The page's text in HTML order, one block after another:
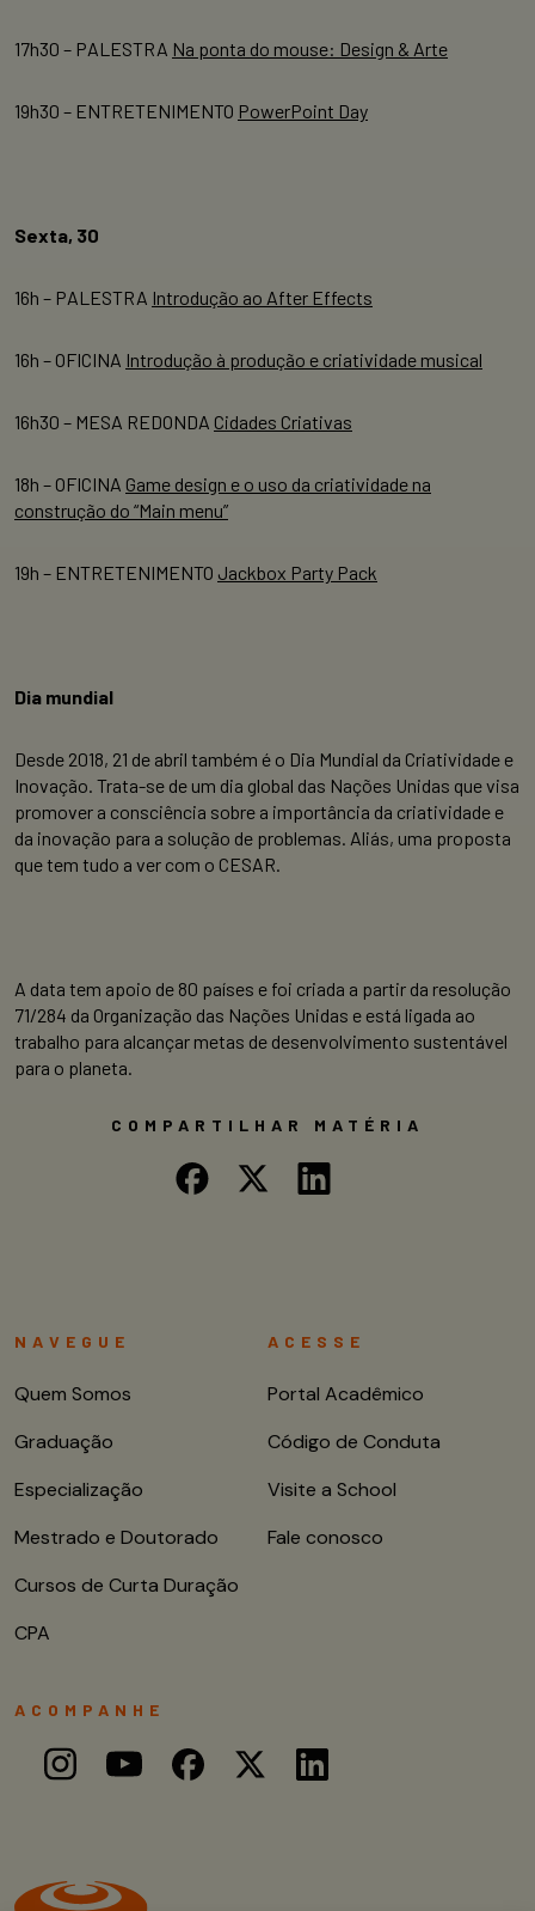
17h30 – PALESTRA Na ponta do mouse: Design & Arte
19h30 – ENTRETENIMENTO PowerPoint Day
Sexta, 30
16h – PALESTRA Introdução ao After Effects
16h – OFICINA Introdução à produção e criatividade musical
16h30 – MESA REDONDA Cidades Criativas
18h – OFICINA Game design e o uso da criatividade na
construção do “Main menu”
19h – ENTRETENIMENTO Jackbox Party Pack
Dia mundial
Desde 2018, 21 de abril também é o Dia Mundial da Criatividade e
Inovação. Trata-se de um dia global das Nações Unidas que visa
promover a consciência sobre a importância da criatividade e
da inovação para a solução de problemas. Aliás, uma proposta
que tem tudo a ver com o CESAR.
A data tem apoio de 80 países e foi criada a partir da resolução
71/284 da Organização das Nações Unidas e está ligada ao
trabalho para alcançar metas de desenvolvimento sustentável
para o planeta.
COMPARTILHAR MATÉRIA
NAVEGUE
Quem Somos
Graduação
Especialização
Mestrado e Doutorado
Cursos de Curta Duração
CPA
ACESSE
Portal Acadêmico
Código de Conduta
Visite a School
Fale conosco
ACOMPANHE